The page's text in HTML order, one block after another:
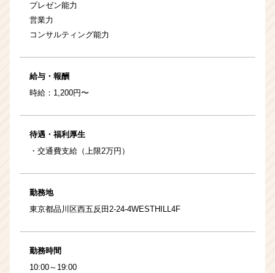
プレゼン能力
営業力
コンサルティング能力
給与・報酬
時給：1,200円〜
待遇・福利厚生
・交通費支給（上限2万円）
勤務地
東京都品川区西五反田2-24-4WESTHILL4F
勤務時間
10:00～19:00